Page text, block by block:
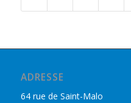
ADRESSE
64 rue de Saint-Malo